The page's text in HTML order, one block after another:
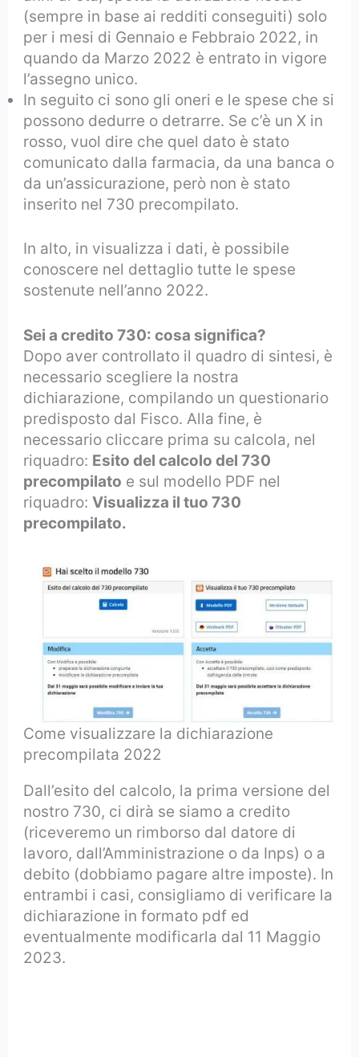
(sempre in base ai redditi conseguiti) solo
per i mesi di Gennaio e Febbraio 2022, in
quando da Marzo 2022 è entrato in vigore
l’assegno unico.
In seguito ci sono gli oneri e le spese che si
possono dedurre o detrarre. Se c’è un X in
rosso, vuol dire che quel dato è stato
comunicato dalla farmacia, da una banca o
da un’assicurazione, però non è stato
inserito nel 730 precompilato.
In alto, in visualizza i dati, è possibile
conoscere nel dettaglio tutte le spese
sostenute nell’anno 2022.
Sei a credito 730: cosa significa?
Dopo aver controllato il quadro di sintesi, è
necessario scegliere la nostra
dichiarazione, compilando un questionario
predisposto dal Fisco. Alla fine, è
necessario cliccare prima su calcola, nel
riquadro: Esito del calcolo del 730
precompilato e sul modello PDF nel
riquadro:Visualizza il tuo 730
precompilato.
Come visualizzare la dichiarazione
precompilata 2022
Dall’esito del calcolo, la prima versione del
nostro 730, ci dirà se siamo a credito
(riceveremo un rimborso dal datore di
lavoro, dall’Amministrazione o da Inps) o a
debito (dobbiamo pagare altre imposte). In
entrambi i casi, consigliamo di verificare la
dichiarazione in formato pdf ed
eventualmente modificarla dal 11 Maggio
2023.